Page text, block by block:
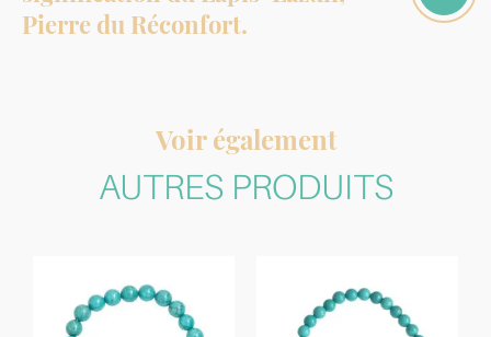
Pierre du Réconfort.
Voir également
AUTRES PRODUITS